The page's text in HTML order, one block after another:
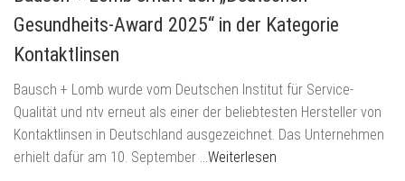
Gesundheits-Award 2025“ in der Kategorie
Kontaktlinsen
Bausch + Lomb wurde vom Deutschen Institut für Service-
Qualität und ntv erneut als einer der beliebtesten Hersteller von
Kontaktlinsen in Deutschland ausgezeichnet. Das Unternehmen
erhielt dafür am 10. September
…Weiterlesen